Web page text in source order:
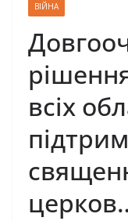
ВІЙНА
всіх